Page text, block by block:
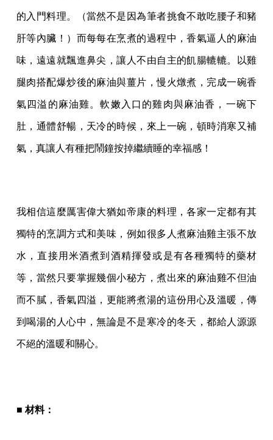
的入門料理。（當然不是因為筆者挑食不敢吃腰子和豬
肝等內臟！）而每每在烹煮的過程中，香氣逼人的麻油
味，遠遠就飄進鼻尖，讓人不由自主的飢腸轆轆。以雞
腿肉搭配爆炒後的麻油與薑片，慢火燉煮，完成一碗香
氣四溢的麻油雞。軟嫩入口的雞肉與麻油香，一碗下
肚，通體舒暢，天冷的時候，來上一碗，頓時消寒又補
氣，真讓人有種把鬧鐘按掉繼續睡的幸福感！
我相信這麼厲害偉大猶如帝康的料理，各家一定都有其
獨特的烹調方式和美味，例如很多人煮麻油雞主張不放
水，直接用米酒煮到酒精揮發或是有各種獨特的藥材
等，當然只要掌握幾個小秘方，煮出來的麻油雞不但油
而不膩，香氣四溢，更能將煮湯的這份用心及溫暖，傳
到喝湯的人心中，無論是不是寒冷的冬天，都給人源源
不絕的溫暖和關心。
■ 材料：